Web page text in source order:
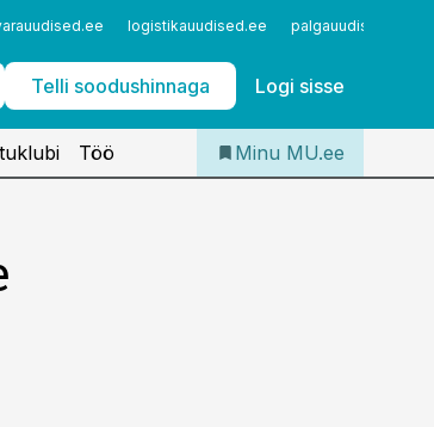
logistikauudised.ee palgauudised.ee
Telli soodushinnaga Logi sisse
Iseteenindus
Telli Meditsiiniuudised
Töö Minu MU.ee